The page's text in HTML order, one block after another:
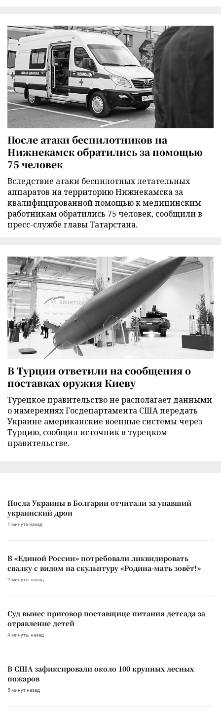
После атаки беспилотников на
Нижнекамск обратились за помощью
75 человек
Вследствие атаки беспилотных летательных
аппаратов на территорию Нижнекамска за
квалифицированной помощью к медицинским
работникам обратились 75 человек, сообщили в
пресс-службе главы Татарстана.
В Турции ответили на сообщения о
поставках оружия Киеву
Турецкое правительство не располагает данными
о намерениях Госдепартамента США передать
Украине американские военные системы через
Турцию, сообщил источник в турецком
правительстве.
Посла Украины в Болгарии отчитали за упавший
украинский дрон
1 минута назад
В «Единой России» потребовали ликвидировать
свалку с видом на скульптуру «Родина-мать зовёт!»
2 минуты назад
Суд вынес приговор поставщице питания детсада за
отравление детей
4 минуты назад
В США зафиксировали около 100 крупных лесных
пожаров
5 минут назад